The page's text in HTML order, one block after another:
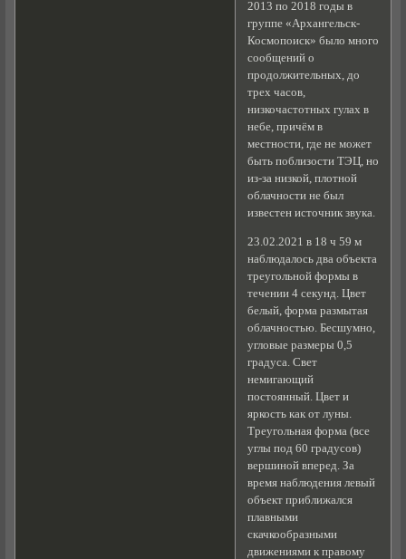
2013 по 2018 годы в
группе «Архангельск-
Космопоиск» было много
сообщений о
продолжительных, до
трех часов,
низкочастотных гулах в
небе, причём в
местности, где не может
быть поблизости ТЭЦ, но
из-за низкой, плотной
облачности не был
известен источник звука.
23.02.2021 в 18 ч 59 м
наблюдалось два объекта
треугольной формы в
течении 4 секунд. Цвет
белый, форма размытая
облачностью. Бесшумно,
угловые размеры 0,5
градуса. Свет
немигающий
постоянный. Цвет и
яркость как от луны.
Треугольная форма (все
углы под 60 градусов)
вершиной вперед. За
время наблюдения левый
объект приближался
плавными
скачкообразными
движениями к правому